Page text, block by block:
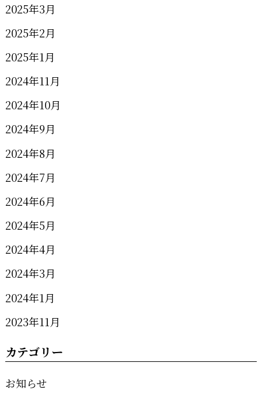
2025年3月
2025年2月
2025年1月
2024年11月
2024年10月
2024年9月
2024年8月
2024年7月
2024年6月
2024年5月
2024年4月
2024年3月
2024年1月
2023年11月
カテゴリー
お知らせ